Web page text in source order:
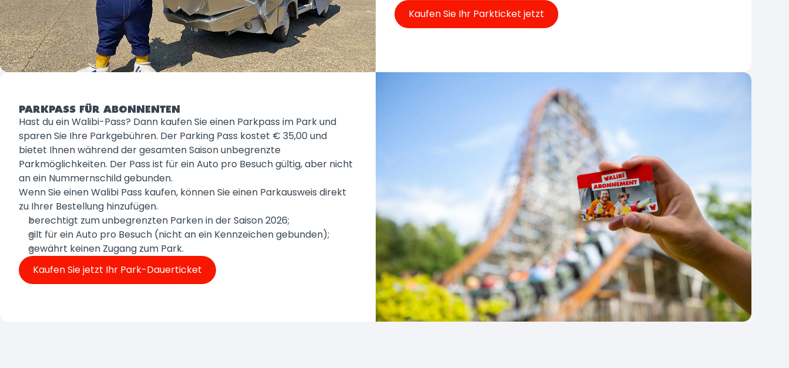
Kaufen Sie Ihr Parkticket jetzt
PARKPASS FÜR ABONNENTEN
Hast du ein Walibi-Pass? Dann kaufen Sie einen Parkpass im Park und
sparen Sie Ihre Parkgebühren. Der Parking Pass kostet € 35,00 und
bietet Ihnen während der gesamten Saison unbegrenzte
Parkmöglichkeiten. Der Pass ist für ein Auto pro Besuch gültig, aber nicht
an ein Nummernschild gebunden.
Wenn Sie einen Walibi Pass kaufen, können Sie einen Parkausweis direkt
zu Ihrer Bestellung hinzufügen.
berechtigt zum unbegrenzten Parken in der Saison 2026;
gilt für ein Auto pro Besuch (nicht an ein Kennzeichen gebunden);
gewährt keinen Zugang zum Park.
Kaufen Sie jetzt Ihr Park-Dauerticket